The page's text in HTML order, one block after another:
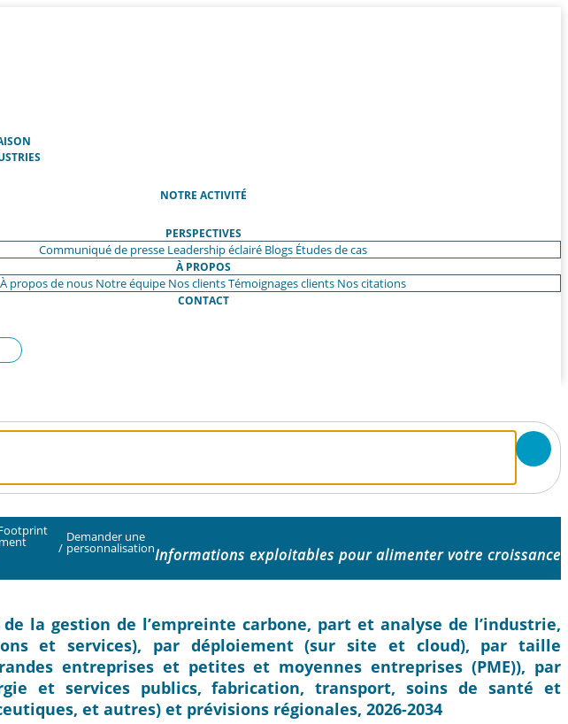
(ACTUEL)
NOTRE ACTIVITÉ
PERSPECTIVES
Communiqué de presse Leadership éclairé Blogs Études de cas
À PROPOS
À propos de nous Notre équipe Nos clientsTémoignages clients Nos citations
CONTACT
/
Demander une
personnalisationInformations exploitables pour alimenter votre croissance
la gestion de l’empreinte carbone, part et analyse de l’industrie,
et services), par déploiement (sur site et cloud), par taille
entreprises et petites et moyennes entreprises (PME)), par
et services publics, fabrication, transport, soins de santé et
et autres) et prévisions régionales, 2026-2034